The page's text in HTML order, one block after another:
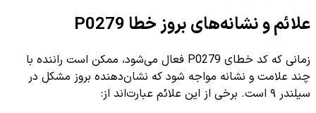
علائم و نشانه‌های بروز خطا P0279
زمانی که کد خطای P0279 فعال می‌شود، ممکن است راننده با
چند علامت و نشانه مواجه شود که نشان‌دهنده بروز مشکل در
سیلندر ۹ است. برخی از این علائم عبارت‌اند از: